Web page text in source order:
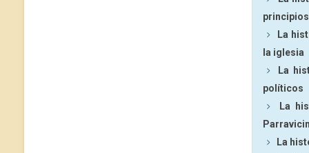
La
la iglesia
La
políticos
La
La